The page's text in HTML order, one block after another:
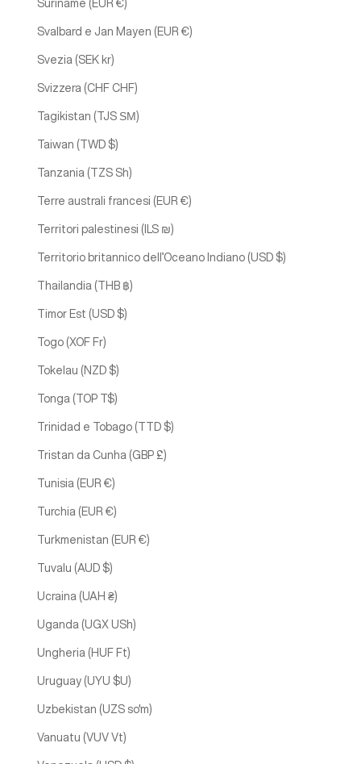
Suriname (EUR €)
Svalbard e Jan Mayen (EUR €)
Svezia (SEK kr)
Svizzera (CHF CHF)
Tagikistan (TJS ЅМ)
Taiwan (TWD $)
Tanzania (TZS Sh)
Terre australi francesi (EUR €)
Territori palestinesi (ILS ₪)
Territorio britannico dell’Oceano Indiano (USD $)
Thailandia (THB ฿)
Timor Est (USD $)
Togo (XOF Fr)
Tokelau (NZD $)
Tonga (TOP T$)
Trinidad e Tobago (TTD $)
Tristan da Cunha (GBP £)
Tunisia (EUR €)
Turchia (EUR €)
Turkmenistan (EUR €)
Tuvalu (AUD $)
Ucraina (UAH ₴)
Uganda (UGX USh)
Ungheria (HUF Ft)
Uruguay (UYU $U)
Uzbekistan (UZS so'm)
Vanuatu (VUV Vt)